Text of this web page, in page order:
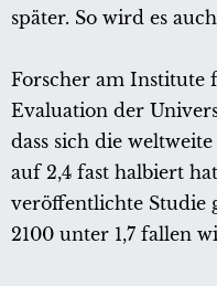
später. So wird es
Forscher am Institute
Evaluation der
dass sich die
auf 2,4 fast halbiert
veröffentlichte Studie
2100 unter 1,7 fallen